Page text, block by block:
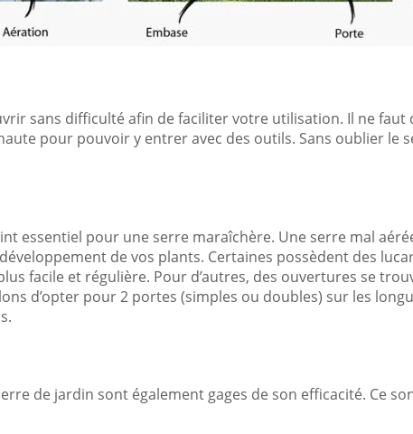
sans difficulté afin de faciliter votre utilisation. Il ne
pour pouvoir y entrer avec des outils. Sans oublier
essentiel pour une serre maraîchère. Une serre mal
de vos plants. Certaines possèdent des
facile et régulière. Pour d’autres, des ouvertures se
d’opter pour 2 portes (simples ou doubles) sur les
de jardin sont également gages de son efficacité. Ce